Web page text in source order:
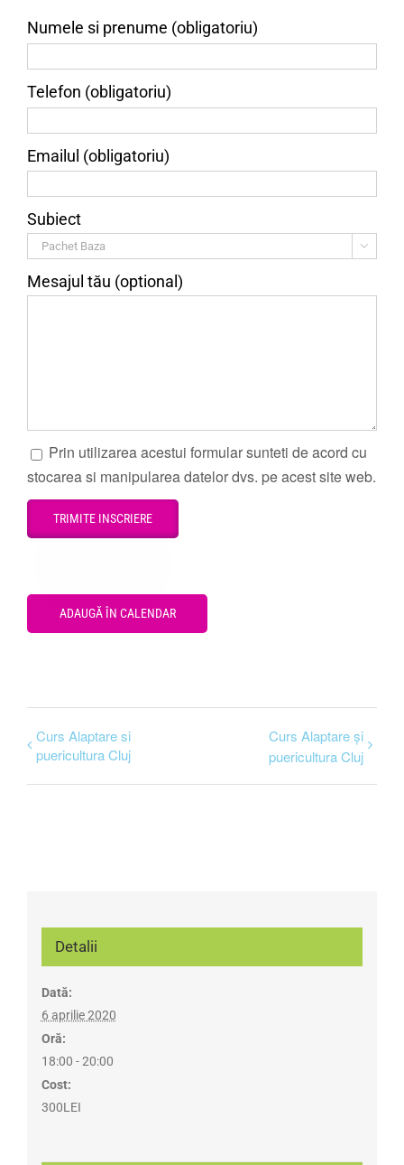
Numele si prenume (obligatoriu)
Telefon (obligatoriu)
Emailul (obligatoriu)
Subiect

Mesajul tău (optional)
Prin utilizarea acestui formular sunteti de acord cu
stocarea si manipularea datelor dvs. pe acest site web.
ADAUGĂ ÎN CALENDAR
Curs Alaptare si
puericultura Cluj
Curs Alaptare și
puericultura Cluj
Detalii
Dată:
6 aprilie 2020
Oră:
18:00 - 20:00
Cost:
300LEI